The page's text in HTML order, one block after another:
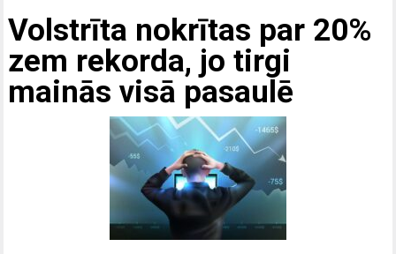
Volstrīta nokrītas par 20%
zem rekorda, jo tirgi
mainās visā pasaulē